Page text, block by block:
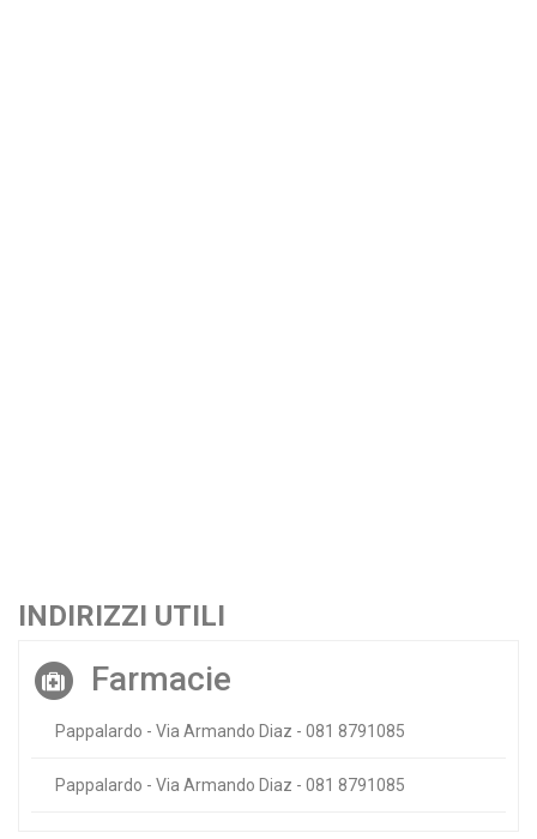
INDIRIZZI UTILI
Farmacie
Pappalardo - Via Armando Diaz - 081 8791085
Pappalardo - Via Armando Diaz - 081 8791085